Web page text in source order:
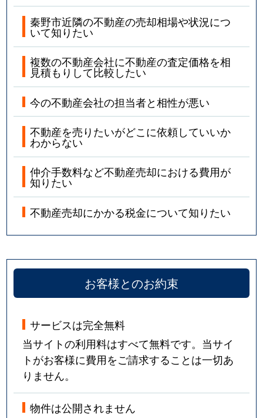
秦野市近隣の不動産の売却相場や状況につ
いて知りたい
複数の不動産会社に不動産の査定価格を相
見積もりして比較したい
今の不動産会社の担当者と相性が悪い
不動産を売りたいがどこに依頼していいか
わからない
仲介手数料など不動産売却における費用が
知りたい
不動産売却にかかる税金について知りたい
お客様とのお約束
サービスは完全無料
当サイトの利用料はすべて無料です。当サイ
トがお客様に費用をご請求することは一切あ
りません。
物件は公開されません